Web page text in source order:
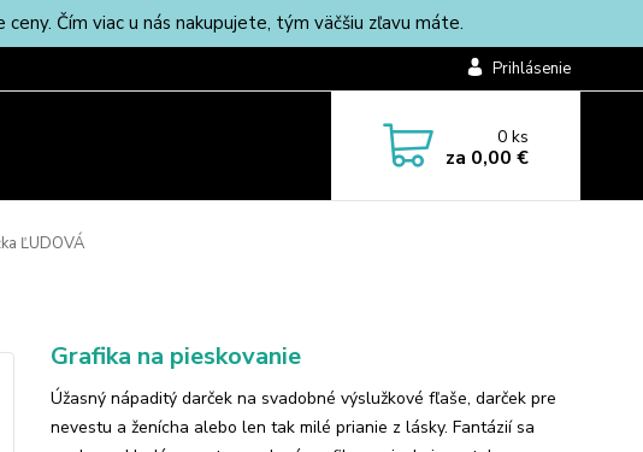
Čím viac u nás nakupujete, tým väčšiu zľavu máte.
Prihlásenie
0ks
za 0,00 €
ĽUDOVÁ
Grafika na pieskovanie
Úžasný nápaditý darček na svadobné výslužkové fľaše, darček pre
nevestu a ženícha alebo len tak milé prianie z lásky. Fantázií sa